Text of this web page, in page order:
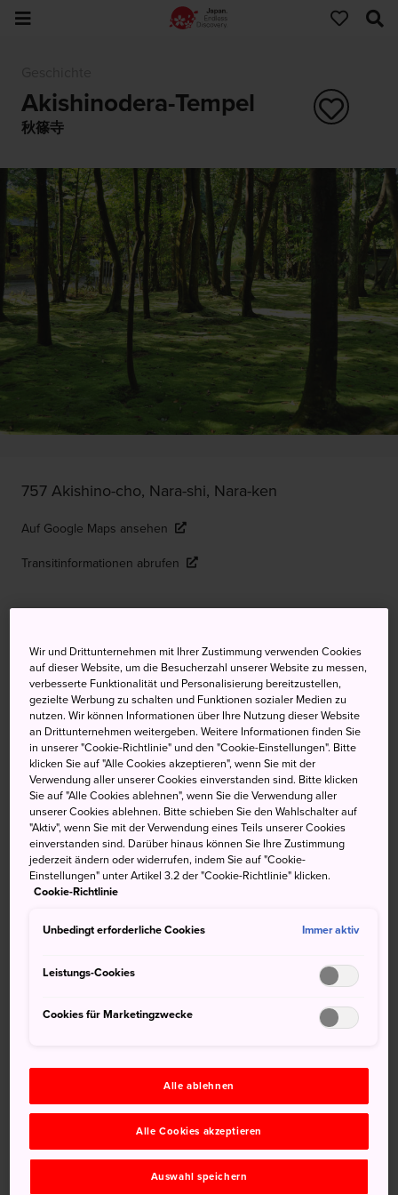
Akishinodera-Tempel
秋篠寺
757 Akishino-cho, Nara-shi, Nara-ken
Auf Google Maps ansehen
Transitinformationen abrufen
Ein friedlicher Garten mit
historisch bedeutsamen Statuen
Der Akishinodera-Tempel, der um 780 von Kaiser Konin
erbaut wurde und aufgrund seiner Zerstörung durch ein
Feuer im 12. Jahrhundert neu erbaut wurde, ist berühmt
für seinen idyllischen Moosgarten.
Die traditionelle Architektur im Wayo-Stil in der
Haupthalle des Tempels
Anfahrt
Wir und Drittunternehmen mit Ihrer Zustimmung verwenden Cookies
auf dieser Website, um die Besucherzahl unserer Website zu messen,
verbesserte Funktionalität und Personalisierung bereitzustellen,
gezielte Werbung zu schalten und Funktionen sozialer Medien zu
nutzen. Wir können Informationen über Ihre Nutzung dieser Website
an Drittunternehmen weitergeben. Weitere Informationen finden Sie
in unserer "Cookie-Richtlinie" und den "Cookie-Einstellungen". Bitte
klicken Sie auf "Alle Cookies akzeptieren", wenn Sie mit der
Verwendung aller unserer Cookies einverstanden sind. Bitte klicken
Sie auf "Alle Cookies ablehnen", wenn Sie die Verwendung aller
unserer Cookies ablehnen. Bitte schieben Sie den Wahlschalter auf
"Aktiv", wenn Sie mit der Verwendung eines Teils unserer Cookies
einverstanden sind. Darüber hinaus können Sie Ihre Zustimmung
jederzeit ändern oder widerrufen, indem Sie auf "Cookie-
Einstellungen" unter Artikel 3.2 der "Cookie-Richtlinie" klicken.
Cookie-Richtlinie
Unbedingt erforderliche Cookies Immer aktiv
Leistungs-Cookies
Cookies für Marketingzwecke
Alle ablehnen
Alle Cookies akzeptieren
Auswahl speichern